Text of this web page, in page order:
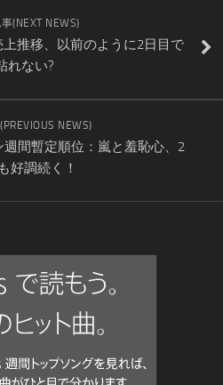
(NEXT NEWS)
推移、以前のように2日目で
れない?
NEWS)
間暫定順位：嵐と羞恥心、2
好調続く！